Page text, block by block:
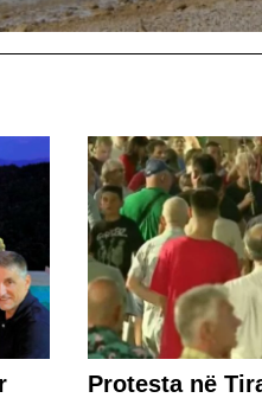
Protesta në